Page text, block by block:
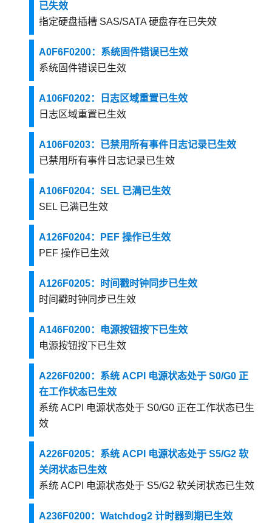
已失效
指定硬盘插槽 SAS/SATA 硬盘存在已失效
A0F6F0200：系统固件错误已生效
系统固件错误已生效
A106F0202：日志区域重置已生效
日志区域重置已生效
A106F0203：已禁用所有事件日志记录已生效
已禁用所有事件日志记录已生效
A106F0204：SEL 已满已生效
SEL 已满已生效
A126F0204：PEF 操作已生效
PEF 操作已生效
A126F0205：时间戳时钟同步已生效
时间戳时钟同步已生效
A146F0200：电源按钮按下已生效
电源按钮按下已生效
A226F0200：系统 ACPI 电源状态处于 S0/G0 正
在工作状态已生效
系统 ACPI 电源状态处于 S0/G0 正在工作状态已生
效
A226F0205：系统 ACPI 电源状态处于 S5/G2 软
关闭状态已生效
系统 ACPI 电源状态处于 S5/G2 软关闭状态已生效
A236F0200：Watchdog2 计时器到期已生效